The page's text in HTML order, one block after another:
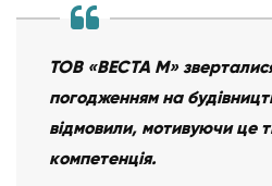
ТОВ «ВЕСТА М»
погодженням на
відмовили, мотивуючи це
компетенція.